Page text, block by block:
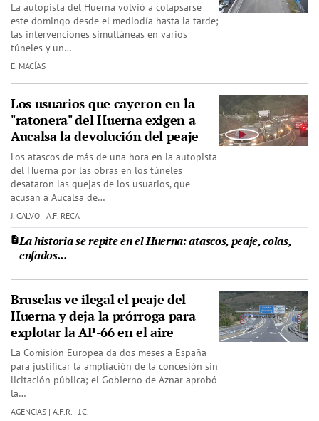
La autopista del Huerna volvió a colapsarse
este domingo desde el mediodía hasta la tarde;
las intervenciones simultáneas en varios
túneles y un…
E. MACÍAS
Los usuarios que cayeron en la
"ratonera" del Huerna exigen a
Aucalsa la devolución del peaje
Los atascos de más de una hora en la autopista
del Huerna por las obras en los túneles
desataron las quejas de los usuarios, que
acusan a Aucalsa de…
J. CALVO | A.F. RECA
La historia se repite en el Huerna: atascos, peaje, colas,
enfados...
Bruselas ve ilegal el peaje del
Huerna y deja la prórroga para
explotar la AP-66 en el aire
La Comisión Europea da dos meses a España
para justificar la ampliación de la concesión sin
licitación pública; el Gobierno de Aznar aprobó
la…
AGENCIAS | A.F.R. | J.C.